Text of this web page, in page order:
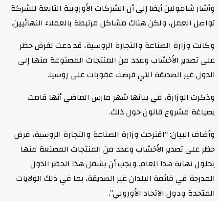
وأشار شامولين أيضا إلى أن الشركات الأوروبية التابعة للشركة
تواصل العمل، ولكن هناك مشاكل مرتبطة بالعملاء النهائيين.
وكانت وزارة الصناعة والتجارة الروسية، قد دعت لفرض حظر
على تصدير الأخشاب وعدد من المنتجات المصنوعة منها إلى
الدول غير الصديقة التي فرضت عقوبات على روسيا.
وذكرت الوزارة، في بيانها شهر مارس الماضي أنها قامت
بصياغة مشروع قانون حول ذلك.
وأضاف البيان: “اقترحت وزارة الصناعة والتجارة الروسية، فرض
حظر على تصدير الأخشاب وعدد من المنتجات المصنعة منها
بحلول نهاية هذا العام. ويجب أن يشمل هذا الحظر الدول
المدرجة في قائمة البلدان غير الصديقة، بما في ذلك الولايات
المتحدة ودول الاتحاد الأوروبي”.